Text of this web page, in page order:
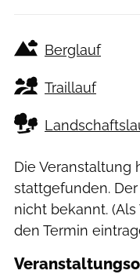
Berglauf
Traillauf
Die Veranstaltung
stattgefunden.
nicht bekannt.
den Termin